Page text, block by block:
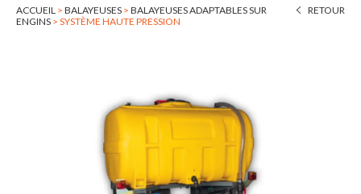
ACCUEIL > BALAYEUSES > BALAYEUSES ADAPTABLES SUR
ENGINS > SYSTÈME HAUTE PRESSION
RETOUR